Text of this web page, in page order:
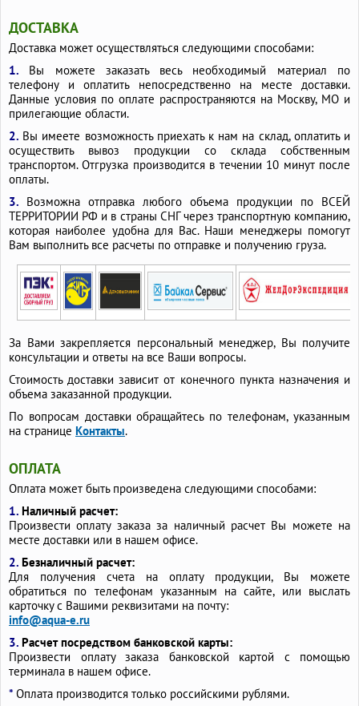
ДОСТАВКА
Доставка может осуществляться следующими способами:
1. Вы можете заказать весь необходимый материал по
телефону и оплатить непосредственно на месте доставки.
Данные условия по оплате распространяются на Москву, МО и
прилегающие области.
2. Вы имеете возможность приехать к нам на склад, оплатить и
осуществить вывоз продукции со склада собственным
транспортом. Отгрузка производится в течении 10 минут после
оплаты.
3. Возможна отправка любого объема продукции по ВСЕЙ
ТЕРРИТОРИИ РФ и в страны СНГ через транспортную компанию,
которая наиболее удобна для Вас. Наши менеджеры помогут
Вам выполнить все расчеты по отправке и получению груза.
За Вами закрепляется персональный менеджер, Вы получите
консультации и ответы на все Ваши вопросы.
Стоимость доставки зависит от конечного пункта назначения и
объема заказанной продукции.
По вопросам доставки обращайтесь по телефонам, указанным
на странице Контакты.
ОПЛАТА
Оплата может быть произведена следующими способами:
1. Наличный расчет:
Произвести оплату заказа за наличный расчет Вы можете на
месте доставки или в нашем офисе.
2. Безналичный расчет:
Для получения счета на оплату продукции, Вы можете
обратиться по телефонам указанным на сайте, или выслать
карточку с Вашими реквизитами на почту:
info@aqua-e.ru
3. Расчет посредством банковской карты:
Произвести оплату заказа банковской картой с помощью
терминала в нашем офисе.
* Оплата производится только российскими рублями.